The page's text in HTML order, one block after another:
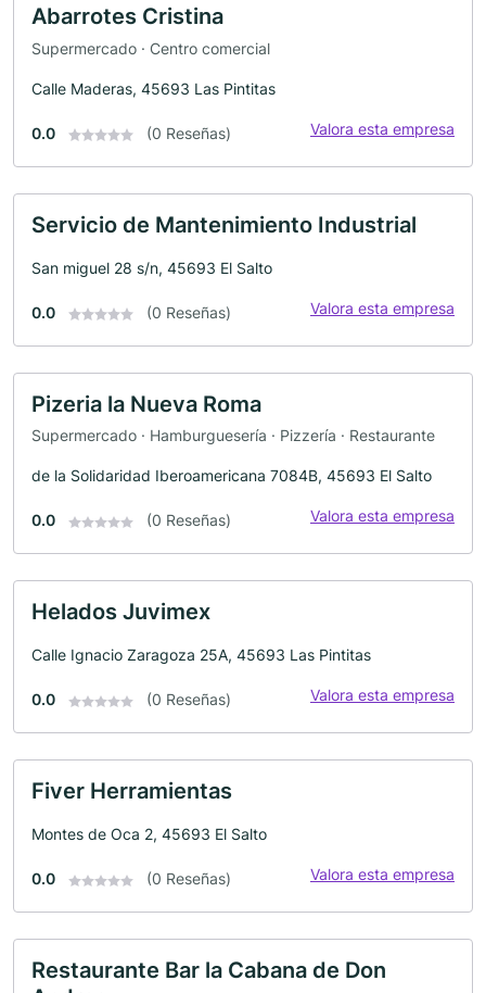
Abarrotes Cristina
Supermercado · Centro comercial
Calle Maderas, 45693 Las Pintitas
0.0 (0 Reseñas) Valora esta empresa
Servicio de Mantenimiento Industrial
San miguel 28 s/n, 45693 El Salto
0.0 (0 Reseñas) Valora esta empresa
Pizeria la Nueva Roma
Supermercado · Hamburguesería · Pizzería · Restaurante
de la Solidaridad Iberoamericana 7084B, 45693 El Salto
0.0 (0 Reseñas) Valora esta empresa
Helados Juvimex
Calle Ignacio Zaragoza 25A, 45693 Las Pintitas
0.0 (0 Reseñas) Valora esta empresa
Fiver Herramientas
Montes de Oca 2, 45693 El Salto
0.0 (0 Reseñas) Valora esta empresa
Restaurante Bar la Cabana de Don